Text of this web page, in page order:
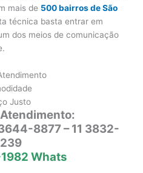
mais de 500 bairros de São
técnica basta entrar em
dos meios de comunicação
Justo
8877 – 11 3832-
Whats